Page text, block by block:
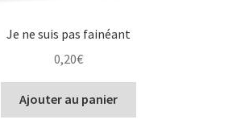
Je ne suis pas fainéant
0,20€
Ajouter au panier